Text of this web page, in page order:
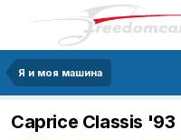
Я и моя машина
Caprice Classis '93